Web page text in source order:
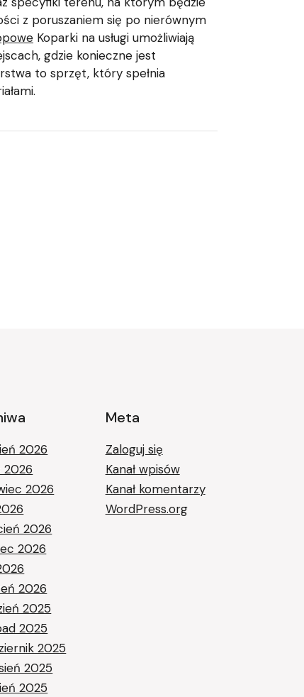
z poruszaniem się po nierównym
Koparki na usługi umożliwiają
gdzie konieczne jest
to sprzęt, który spełnia
2026
2026
2026
2026
2026
2026
2025
2025
2025
2025
2025
Meta
Zaloguj się
Kanał wpisów
Kanał komentarzy
WordPress.org